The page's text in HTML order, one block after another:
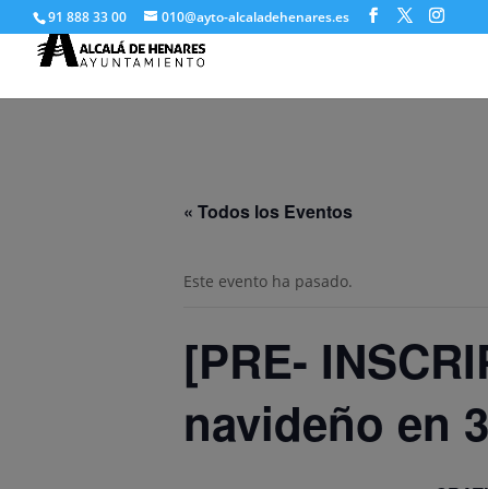
91 888 33 00 010@ayto-alcaladehenares.es
« Todos los Eventos
Este evento ha pasado.
[PRE-
navideño en